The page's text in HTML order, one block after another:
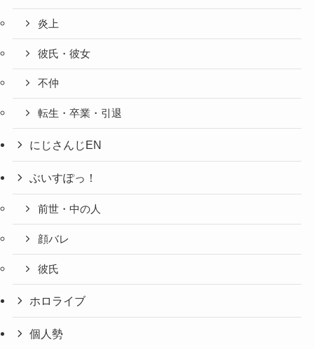
炎上
彼氏・彼女
不仲
転生・卒業・引退
にじさんじEN
ぶいすぽっ！
前世・中の人
顔バレ
彼氏
ホロライブ
個人勢